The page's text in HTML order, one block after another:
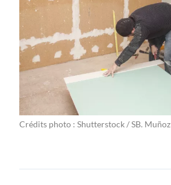
Crédits photo : Shutterstock / SB. Muñoz